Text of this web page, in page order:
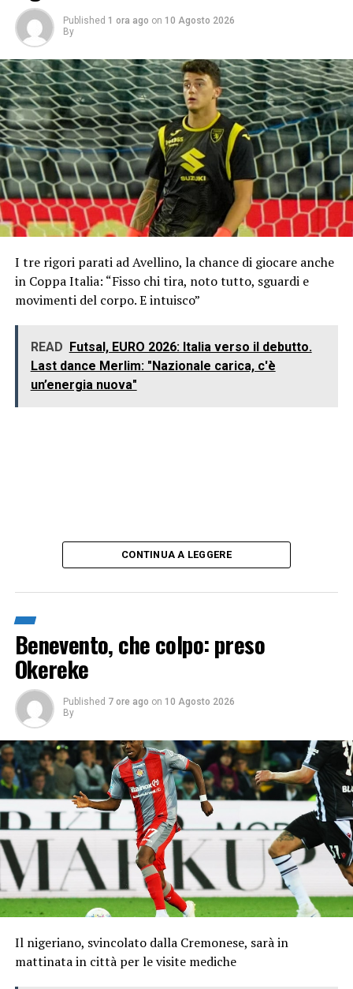
Published 1 ora ago on 10 Agosto 2026
By
I tre rigori parati ad Avellino, la chance di giocare anche
in Coppa Italia: “Fisso chi tira, noto tutto, sguardi e
movimenti del corpo. E intuisco”
READ Futsal, EURO 2026: Italia verso il debutto.
Last dance Merlim: "Nazionale carica, c'è
un’energia nuova"
CONTINUA A LEGGERE
Benevento, che colpo: preso
Okereke
Published 7 ore ago on 10 Agosto 2026
By
Il nigeriano, svincolato dalla Cremonese, sarà in
mattinata in città per le visite mediche